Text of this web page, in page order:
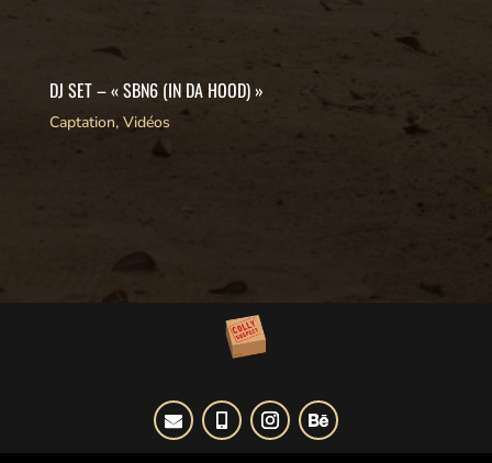
DJ SET – « SBN6 (IN DA HOOD) »
Captation, Vidéos